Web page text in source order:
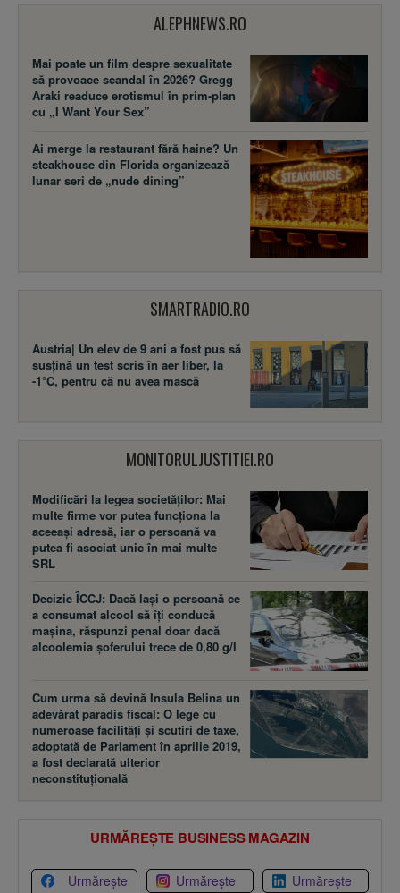
ALEPHNEWS.RO
Mai poate un film despre sexualitate
să provoace scandal în 2026? Gregg
Araki readuce erotismul în prim-plan
cu „I Want Your Sex”
Ai merge la restaurant fără haine? Un
steakhouse din Florida organizează
lunar seri de „nude dining”
SMARTRADIO.RO
Austria| Un elev de 9 ani a fost pus să
susţină un test scris în aer liber, la
-1°C, pentru că nu avea mască
MONITORULJUSTITIEI.RO
Modificări la legea societăţilor: Mai
multe firme vor putea funcţiona la
aceeaşi adresă, iar o persoană va
putea fi asociat unic în mai multe
SRL
Decizie ÎCCJ: Dacă laşi o persoană ce
a consumat alcool să îţi conducă
maşina, răspunzi penal doar dacă
alcoolemia şoferului trece de 0,80 g/l
Cum urma să devină Insula Belina un
adevărat paradis fiscal: O lege cu
numeroase facilităţi şi scutiri de taxe,
adoptată de Parlament în aprilie 2019,
a fost declarată ulterior
neconstituţională
URMĂREȘTE BUSINESS MAGAZIN
Urmărește Urmărește Urmărește